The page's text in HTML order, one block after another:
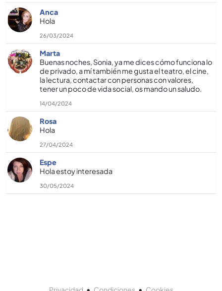
Anca
Hola
26/03/2024
Marta
Buenas noches, Sonia, ya me dices cómo funciona lo
de privado, a mí­ también me gusta el teatro, el cine,
la lectura, contactar con personas con valores,
tener un poco de vida social, os mando un saludo.
14/04/2024
Rosa
Hola
27/04/2024
Espe
Hola estoy interesada
30/05/2024